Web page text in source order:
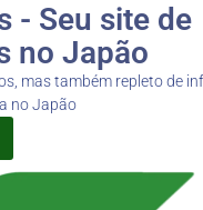
- Seu site de
no Japão
mas também repleto de
no Japão